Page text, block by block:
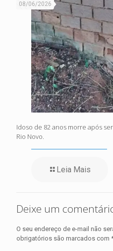
08/06/2026
Idoso de 82 anos morre após
Rio Novo.
Leia Mais
Deixe um
O seu endereço de e-mail não
obrigatórios são marcados com